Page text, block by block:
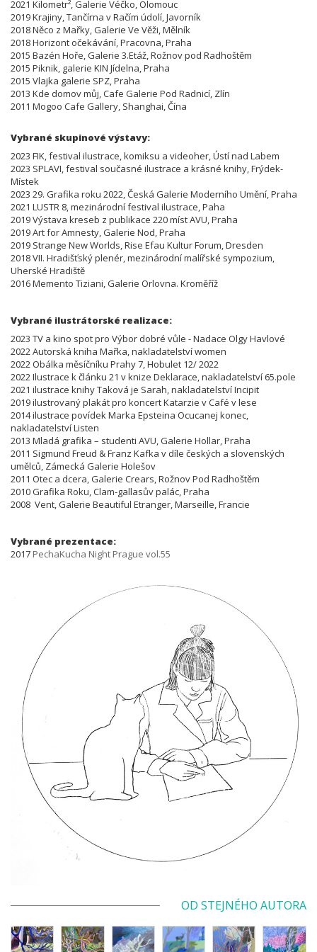
2021 Kilometr², Galerie Véčko, Olomouc
2019 Krajiny, Tančírna v Račím údolí, Javorník
2018 Něco z Mařky, Galerie Ve Věži, Mělník
2018 Horizont očekávání, Pracovna, Praha
2015 Bazén Hoře, Galerie 3.Etáž, Rožnov pod Radhoštěm
2015 Piknik, galerie KIN Jídelna, Praha
2015 Vlajka galerie SPZ, Praha
2013 Kde domov můj, Cafe Galerie Pod Radnicí, Zlín
2011 Mogoo Cafe Gallery, Shanghai, Čína
Vybrané skupinové výstavy:
2023 FIK, festival ilustrace, komiksu a videoher, Ústí nad Labem
2023 SPLAVI, festival současné ilustrace a krásné knihy, Frýdek-
Místek
2023 29. Grafika roku 2022, Česká Galerie Moderního Umění, Praha
2021 LUSTR 8, mezinárodní festival ilustrace, Paha
2019 Výstava kreseb z publikace 220 míst AVU, Praha
2019 Art for Amnesty, Galerie Nod, Praha
2019 Strange New Worlds, Rise Efau Kultur Forum, Dresden
2018 VII. Hradišťský plenér, mezinárodní malířské sympozium,
Uherské Hradiště
2016 Memento Tiziani, Galerie Orlovna. Kroměříž
Vybrané ilustrátorské realizace:
2023 TV a kino spot pro Výbor dobré vůle - Nadace Olgy Havlové
2022 Autorská kniha Mařka, nakladatelství women
2022 Obálka měsíčníku Prahy 7, Hobulet 12/ 2022
2022 Ilustrace k článku 21 v knize Deklarace, nakladatelství 65.pole
2021 ilustrace knihy Taková je Sarah, nakladatelství Incipit
2019 ilustrovaný plakát pro koncert Katarzie v Café v lese
2014 ilustrace povídek Marka Epsteina Ocucanej konec,
nakladatelství Listen
2013 Mladá grafika – studenti AVU, Galerie Hollar, Praha
2011 Sigmund Freud & Franz Kafka v díle českých a slovenských
umělců, Zámecká Galerie Holešov
2011 Otec a dcera, Galerie Crears, Rožnov Pod Radhoštěm
2010 Grafika Roku, Clam-gallasův palác, Praha
2008 Vent, Galerie Beautiful Etranger, Marseille, Francie
Vybrané prezentace:
2017 PechaKucha Night Prague vol.55
OD STEJNÉHO AUTORA